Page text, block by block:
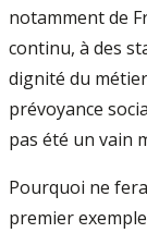
notamment de
continu, à des
dignité du
prévoyance
pas été un vain
Pourquoi ne
premier